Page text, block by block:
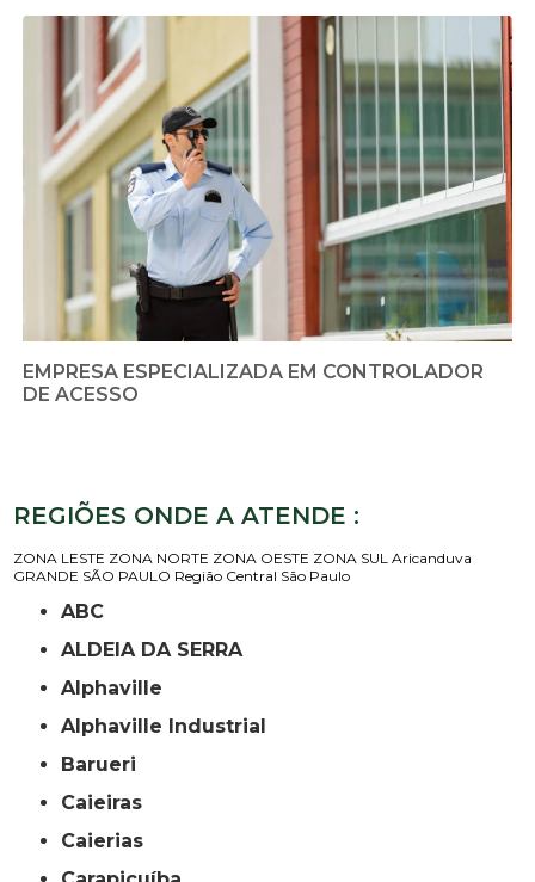
EMPRESA ESPECIALIZADA EM CONTROLADOR
DE ACESSO
REGIÕES ONDE A ATENDE :
ZONA LESTE ZONA NORTE ZONA OESTE ZONA SUL Aricanduva
GRANDE SÃO PAULO Região Central São Paulo
ABC
ALDEIA DA SERRA
Alphaville
Alphaville Industrial
Barueri
Caieiras
Caierias